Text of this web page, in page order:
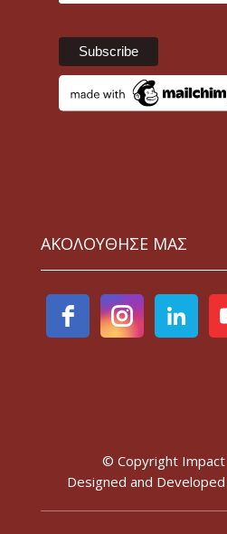
ΑΚΟΛΟΥΘΗΣΕ ΜΑΣ
© Copyright
Designed and